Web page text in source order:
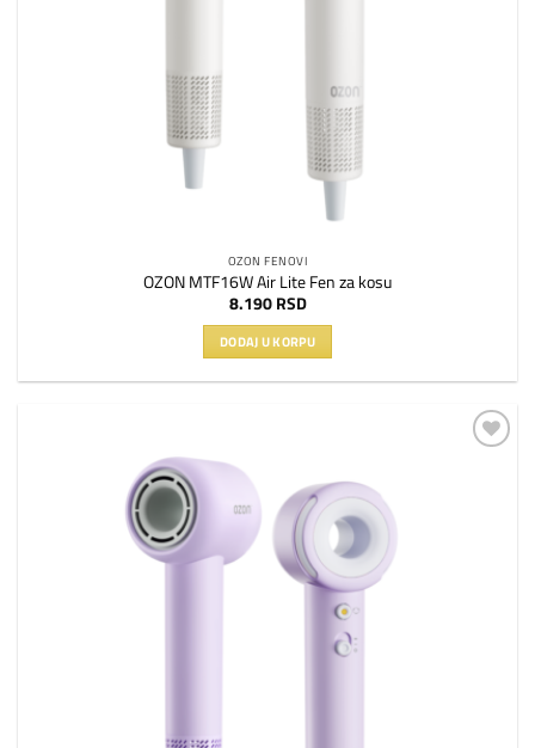
OZON FENOVI
OZON MTF16W Air Lite Fen za kosu
8.190 RSD
DODAJ U KORPU